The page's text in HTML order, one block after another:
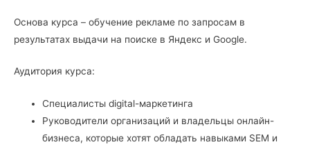
Основа курса – обучение рекламе по запросам в
результатах выдачи на поиске в Яндекс и Google.
Аудитория курса:
Специалисты digital-маркетинга
Руководители организаций и владельцы онлайн-
бизнеса, которые хотят обладать навыками SEM и